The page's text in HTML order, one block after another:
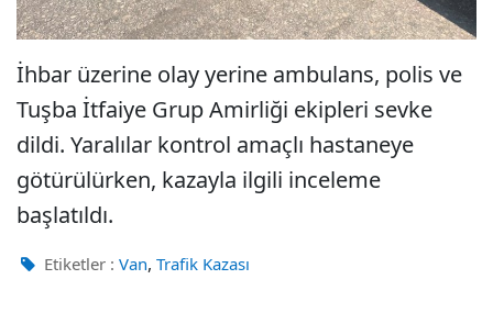
İhbar üzerine olay yerine ambulans, polis ve
Tuşba İtfaiye Grup Amirliği ekipleri sevke
dildi. Yaralılar kontrol amaçlı hastaneye
götürülürken, kazayla ilgili inceleme
başlatıldı.
Etiketler : Van, Trafik Kazası